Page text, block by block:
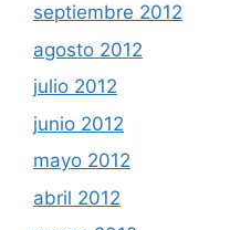
septiembre 2012
agosto 2012
julio 2012
junio 2012
mayo 2012
abril 2012